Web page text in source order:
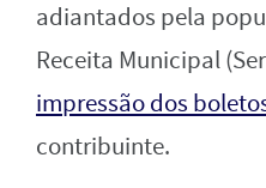
adiantados pela
Receita Municipal
impressão dos
contribuinte.